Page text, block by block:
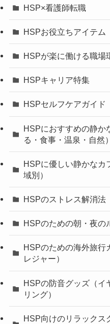
HSP×看護師転職
HSPお役立ちアイテム
HSPが楽に働ける職場
HSPキャリア特集
HSPセルフケアガイド
HSPにおすすめの静か
る・食事・温泉・自然）
HSPに優しい静かなカ
域別）
HSPのストレス解消法
HSPのための朝・夜の
HSPのための海外旅行
レジャー）
HSPの防音グッズ（イ
リング）
HSP向けのリラックス